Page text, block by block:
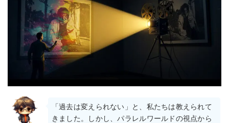
「過去は変えられない」と、私たちは教えられて
きました。しかし、パラレルワールドの視点から